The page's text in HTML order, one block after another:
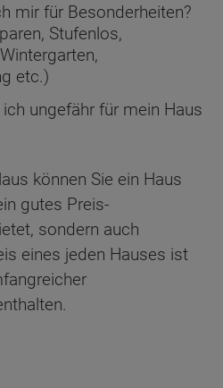
mir für Besonderheiten?
Stufenlos,
etc.)
ungefähr für mein Haus
können Sie ein Haus
gutes Preis-
sondern auch
eines jeden Hauses ist